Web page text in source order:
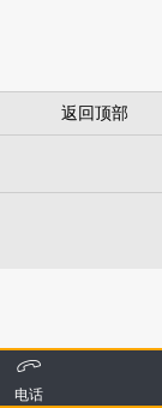
返回顶部
电话